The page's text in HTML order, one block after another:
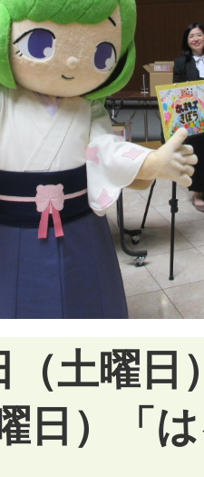
（土曜日
日）「